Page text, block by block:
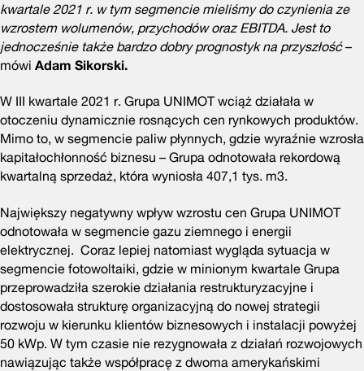
kwartale 2021 r. w tym segmencie mieliśmy do czynienia ze
wzrostem wolumenów, przychodów oraz EBITDA. Jest to
jednocześnie także bardzo dobry prognostyk na przyszłość–
mówi Adam Sikorski.
W III kwartale 2021 r. Grupa UNIMOT wciąż działała w
otoczeniu dynamicznie rosnących cen rynkowych produktów.
Mimo to, w segmencie paliw płynnych, gdzie wyraźnie wzrosła
kapitałochłonność biznesu – Grupa odnotowała rekordową
kwartalną sprzedaż, która wyniosła 407,1 tys. m3.
Największy negatywny wpływ wzrostu cen Grupa UNIMOT
odnotowała w segmencie gazu ziemnego i energii
elektrycznej. Coraz lepiej natomiast wygląda sytuacja w
segmencie fotowoltaiki, gdzie w minionym kwartale Grupa
przeprowadziła szerokie działania restrukturyzacyjne i
dostosowała strukturę organizacyjną do nowej strategii
rozwoju w kierunku klientów biznesowych i instalacji powyżej
50 kWp. W tym czasie nie rezygnowała z działań rozwojowych
nawiązując także współpracę z dwoma amerykańskimi